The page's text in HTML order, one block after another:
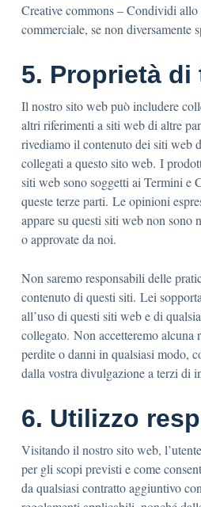
Creative commons – Condividi allo
commerciale, se non diversamente
5. Proprietà di
Il nostro sito web può includere
altri riferimenti a siti web di altre
rivediamo il contenuto dei siti web
collegati a questo sito web. I
siti web sono soggetti ai Termini e
queste terze parti. Le opinioni
appare su questi siti web non sono
o approvate da noi.
Non saremo responsabili delle
contenuto di questi siti. Lei
all’uso di questi siti web e di
collegato. Non accetteremo alcuna
perdite o danni in qualsiasi modo,
dalla vostra divulgazione a terzi di
6. Utilizzo
Visitando il nostro sito web,
per gli scopi previsti e come
da qualsiasi contratto aggiuntivo